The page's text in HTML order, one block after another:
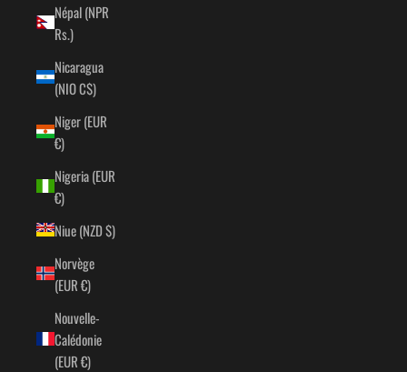
Népal (NPR
Rs.)
Nicaragua
(NIO C$)
Niger (EUR
€)
Nigeria (EUR
€)
Niue (NZD $)
Norvège
(EUR €)
Nouvelle-
Calédonie
(EUR €)